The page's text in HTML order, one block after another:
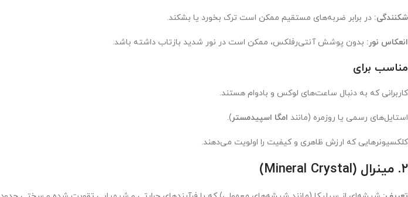
شکنندگی: در برابر ضربه‌های مستقیم ممکن است ترک بخورد یا بشکند.
انعکاس نور: بدون پوشش آنتی‌رفلکس، ممکن است در نور شدید بازتاب داشته باشد.
مناسب برای
کاربرانی که به دنبال ساعت‌های لوکس و بادوام هستند.
استایل‌های رسمی یا روزمره (مانند امگا اسپیدمستر).
کلکسیونرهایی که ارزش ظاهری و کیفیت را اولویت می‌دهند.
۲. مینرال (Mineral Crystal)